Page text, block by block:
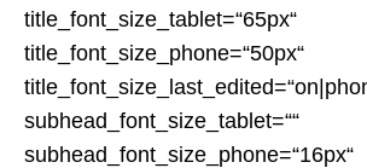
title_font_size_tablet=“65px“
title_font_size_phone=“50px“
subhead_font_size_tablet=““
subhead_font_size_phone=“16px“